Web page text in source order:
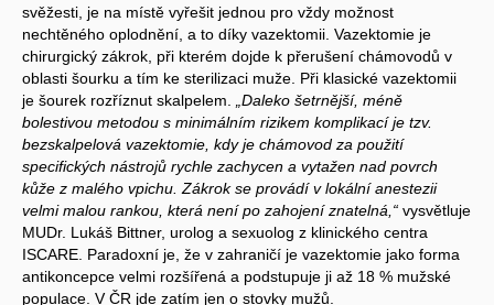
svěžesti, je na místě vyřešit jednou pro vždy možnost
nechtěného oplodnění, a to díky vazektomii. Vazektomie je
chirurgický zákrok, při kterém dojde k přerušení chámovodů v
oblasti šourku a tím ke sterilizaci muže. Při klasické vazektomii
je šourek rozříznut skalpelem.
„Daleko šetrnější, méně
bolestivou metodou s minimálním rizikem komplikací je tzv.
bezskalpelová vazektomie, kdy je chámovod za použití
specifických nástrojů rychle zachycen a vytažen nad povrch
kůže z malého vpichu. Zákrok se provádí v lokální anestezii
velmi malou rankou, která není po zahojení znatelná,“ vysvětluje
MUDr. Lukáš Bittner, urolog a sexuolog z klinického centra
ISCARE. Paradoxní je, že v zahraničí je vazektomie jako forma
antikoncepce velmi rozšířená a podstupuje ji až 18 % mužské
populace. V ČR jde zatím jen o stovky mužů.